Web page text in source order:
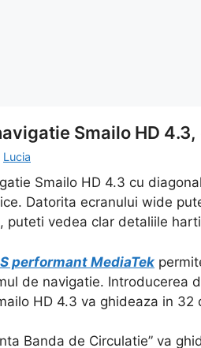
Smailo HD
Lucia
Smailo HD 4.3 cu
Datorita ecranului wide
puteti vedea clar detaliile
performant MediaTek
de navigatie. Introducerea
HD 4.3 va ghideaza in 32
Banda de Circulatie” va